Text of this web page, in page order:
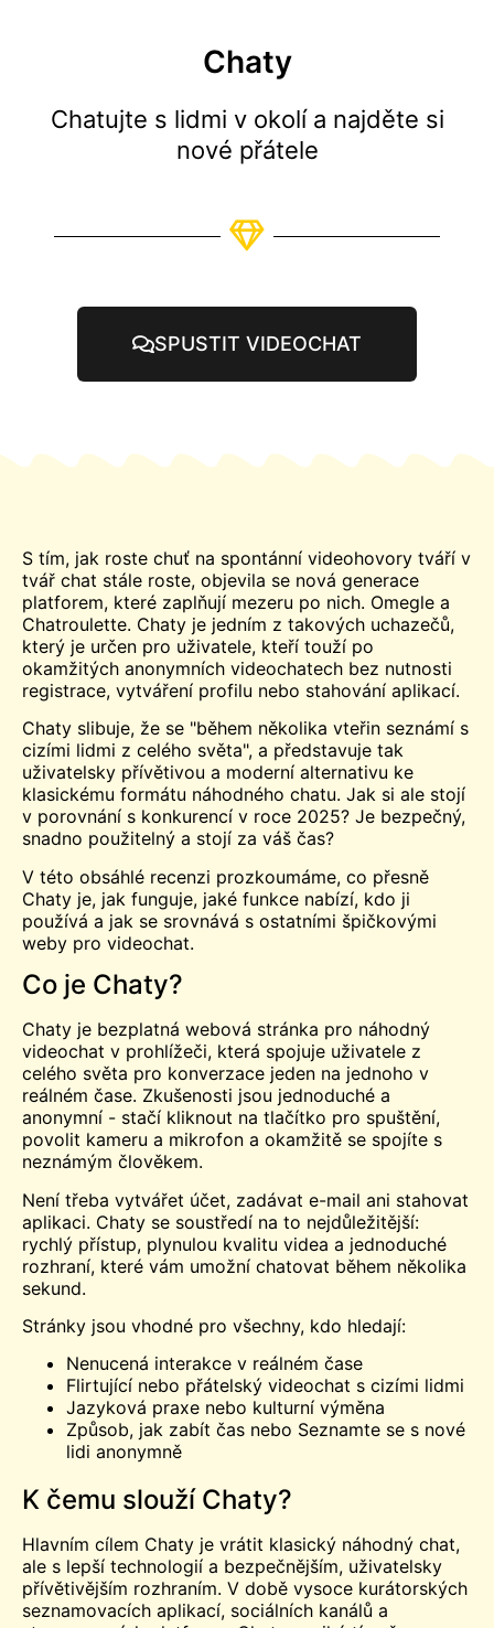
Chaty
Chatujte s lidmi v okolí a najděte si
nové přátele
SPUSTIT VIDEOCHAT
S tím, jak roste chuť na spontánní videohovory tváří v
tvář chat stále roste, objevila se nová generace
platforem, které zaplňují mezeru po nich. Omegle a
Chatroulette. Chaty je jedním z takových uchazečů,
který je určen pro uživatele, kteří touží po
okamžitých anonymních videochatech bez nutnosti
registrace, vytváření profilu nebo stahování aplikací.
Chaty slibuje, že se "během několika vteřin seznámí s
cizími lidmi z celého světa", a představuje tak
uživatelsky přívětivou a moderní alternativu ke
klasickému formátu náhodného chatu. Jak si ale stojí
v porovnání s konkurencí v roce 2025? Je bezpečný,
snadno použitelný a stojí za váš čas?
V této obsáhlé recenzi prozkoumáme, co přesně
Chaty je, jak funguje, jaké funkce nabízí, kdo ji
používá a jak se srovnává s ostatními špičkovými
weby pro videochat.
Co je Chaty?
Chaty je bezplatná webová stránka pro náhodný
videochat v prohlížeči, která spojuje uživatele z
celého světa pro konverzace jeden na jednoho v
reálném čase. Zkušenosti jsou jednoduché a
anonymní - stačí kliknout na tlačítko pro spuštění,
povolit kameru a mikrofon a okamžitě se spojíte s
neznámým člověkem.
Není třeba vytvářet účet, zadávat e-mail ani stahovat
aplikaci. Chaty se soustředí na to nejdůležitější:
rychlý přístup, plynulou kvalitu videa a jednoduché
rozhraní, které vám umožní chatovat během několika
sekund.
Stránky jsou vhodné pro všechny, kdo hledají:
Nenucená interakce v reálném čase
Flirtující nebo přátelský videochat s cizími lidmi
Jazyková praxe nebo kulturní výměna
Způsob, jak zabít čas nebo Seznamte se s nové
lidi anonymně
K čemu slouží Chaty?
Hlavním cílem Chaty je vrátit klasický náhodný chat,
ale s lepší technologií a bezpečnějším, uživatelsky
přívětivějším rozhraním. V době vysoce kurátorských
seznamovacích aplikací, sociálních kanálů a